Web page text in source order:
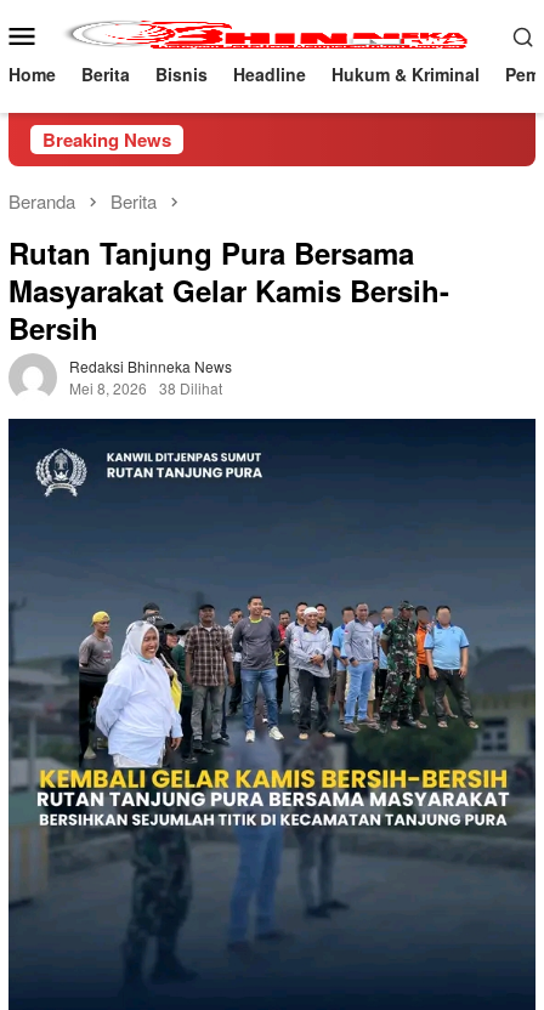
ke
konten
Menu
Mobile
Home Berita Bisnis Headline Hukum & Kriminal
Breaking News
Beranda Berita
Rutan Tanjung Pura Bersama
Masyarakat Gelar Kamis Bersih-
Bersih
Redaksi Bhinneka News
Mei 8, 2026
38 Dilihat